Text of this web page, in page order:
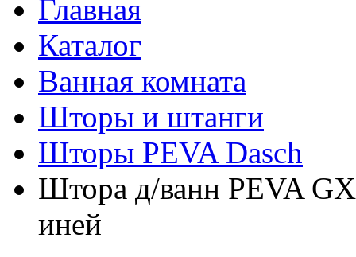
Главная
Каталог
Ванная комната
Шторы и штанги
Шторы PEVA Dasch
Штора д/ванн PEVA
иней